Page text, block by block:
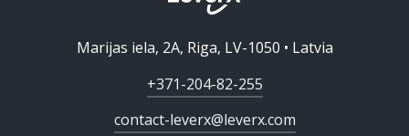
Marijas iela, 2A, Riga, LV-1050 • Latvia
+371-204-82-255
contact-leverx@leverx.com